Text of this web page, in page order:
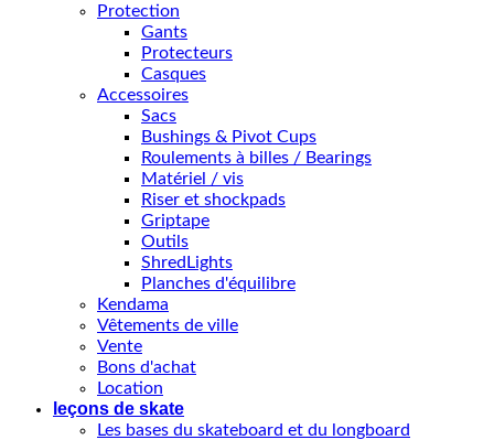
Protection
Gants
Protecteurs
Casques
Accessoires
Sacs
Bushings & Pivot Cups
Roulements à billes / Bearings
Matériel / vis
Riser et shockpads
Griptape
Outils
ShredLights
Planches d'équilibre
Kendama
Vêtements de ville
Vente
Bons d'achat
Location
leçons de skate
Les bases du skateboard et du longboard